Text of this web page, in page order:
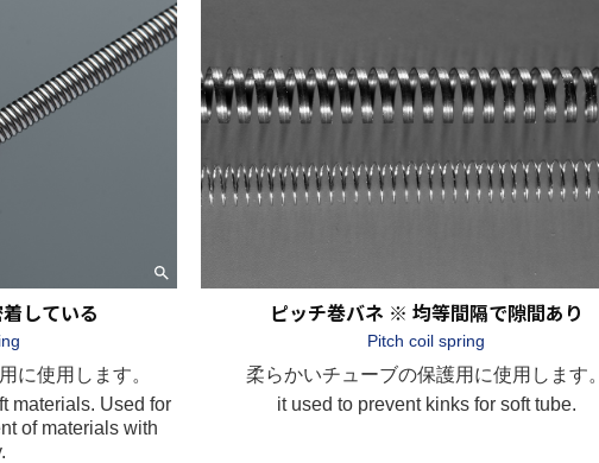
している
に使用します。
materials. Used for
of materials with
ピッチ巻バネ ※ 均等間隔で隙間あり
Pitch coil spring
柔らかいチューブの保護用に使用します。
it used to prevent kinks for soft tube.